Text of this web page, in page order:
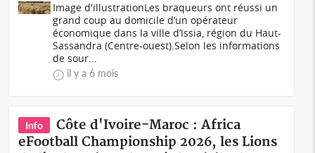
Image d'illustrationLes braqueurs ont réussi un
grand coup au domicile d’un opérateur
économique dans la ville d’Issia, région du Haut-
Sassandra (Centre-ouest).Selon les informations
de sour...
il y a 6 mois
Info
Côte d'Ivoire-Maroc : Africa
eFootball Championship 2026, les Lions